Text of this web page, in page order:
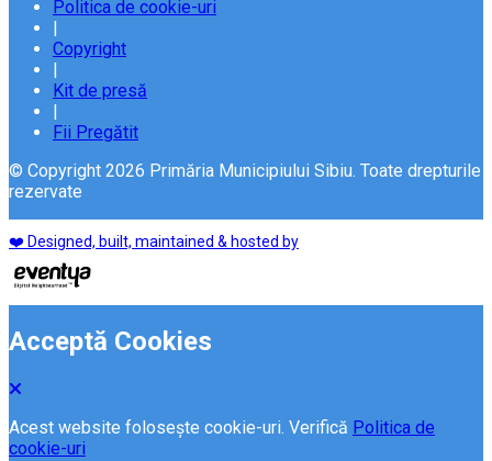
Politica de cookie-uri
|
Copyright
|
Kit de presă
|
Fii Pregătit
© Copyright 2026 Primăria Municipiului Sibiu. Toate drepturile
rezervate
❤️ Designed, built, maintained & hosted by
Acceptă Cookies
Acest website folosește cookie-uri. Verifică Politica de
cookie-uri